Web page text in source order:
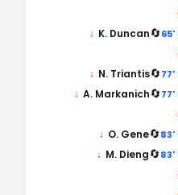
65'
🔄
↓ K. Duncan
77'
🔄
↓ N. Triantis
77'
🔄
↓ A. Markanich
83'
🔄
↓ O. Gene
83'
🔄
↓ M. Dieng